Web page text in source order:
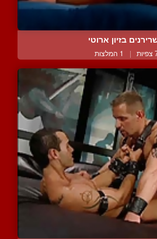
בזיון ארוטי
| 1 המלצות